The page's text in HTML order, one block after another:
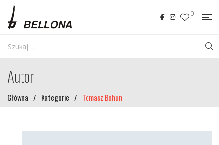
0
Autor
Główna / Kategorie / Tomasz Bohun